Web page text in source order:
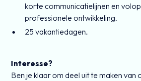
korte communicatielijnen en
professionele ontwikkeling.
25 vakantiedagen.
Interesse?
Ben je klaar om deel uit te maken van